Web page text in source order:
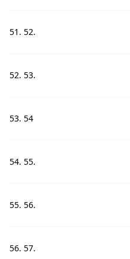
51. 52.
52. 53.
53. 54
54. 55.
55. 56.
56. 57.